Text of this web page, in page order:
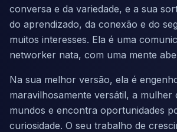
conversa e da variedade, e a sua
do aprendizado, da conexão e do
muitos interesses. Ela é uma
networker nata, com uma mente
Na sua melhor versão, ela é
maravilhosamente versátil, a mulher
mundos e encontra oportunidades
curiosidade. O seu trabalho de